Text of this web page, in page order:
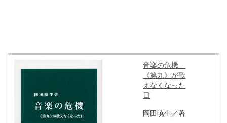
音楽の危機
《第九》が歌
えなくなった
日
岡田暁生／著